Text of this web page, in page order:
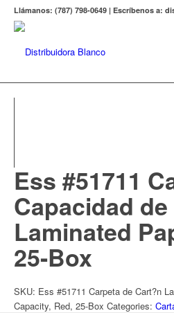
Llámanos: (787) 798-0649 | Escríbenos a:
Ess #51711
Capacidad
Laminated
25-Box
SKU: Ess #51711 Carpeta de Cart?n
Capacity, Red, 25-Box Categories: